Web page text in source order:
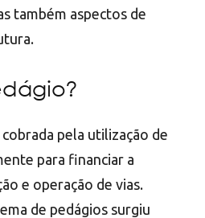
também aspectos de
pela utilização de
para financiar a
e operação de vias.
de pedágios surgiu